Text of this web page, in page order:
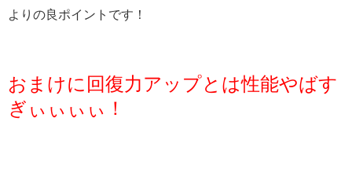
よりの良ポイントです！
おまけに回復力アップとは性能やばす
ぎぃぃぃぃ！